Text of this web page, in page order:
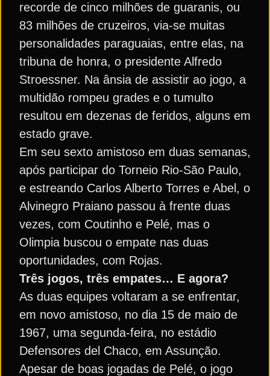
recorde de cinco milhões de guaranis, ou
83 milhões de cruzeiros, via-se muitas
personalidades paraguaias, entre elas, na
tribuna de honra, o presidente Alfredo
Stroessner. Na ânsia de assistir ao jogo, a
multidão rompeu grades e o tumulto
resultou em dezenas de feridos, alguns em
estado grave.
Em seu sexto amistoso em duas semanas,
após participar do Torneio Rio-São Paulo,
e estreando Carlos Alberto Torres e Abel, o
Alvinegro Praiano passou à frente duas
vezes, com Coutinho e Pelé, mas o
Olimpia buscou o empate nas duas
oportunidades, com Rojas.
Três jogos, três empates… E agora?
As duas equipes voltaram a se enfrentar,
em novo amistoso, no dia 15 de maio de
1967, uma segunda-feira, no estádio
Defensores del Chaco, em Assunção.
Apesar de boas jogadas de Pelé, o jogo